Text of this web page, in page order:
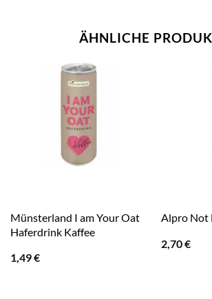
ÄHNLICHE
Münsterland I am Your Oat
Haferdrink Kaffee
1,49€
Alpro Not
2,70€